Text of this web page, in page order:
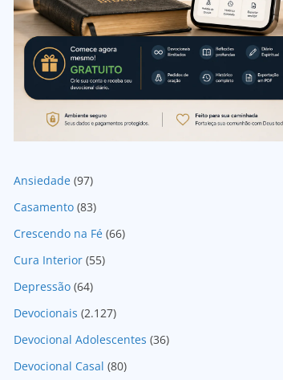
Ansiedade (97)
Casamento (83)
Crescendo na Fé (66)
Cura Interior (55)
Depressão (64)
Devocionais (2.127)
Devocional Adolescentes (36)
Devocional Casal (80)